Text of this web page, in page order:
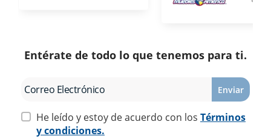
Entérate de todo lo que tenemos para ti.
Enviar
He leído y estoy de acuerdo con los Términos
y condiciones.